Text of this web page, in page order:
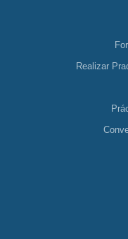
Realizar